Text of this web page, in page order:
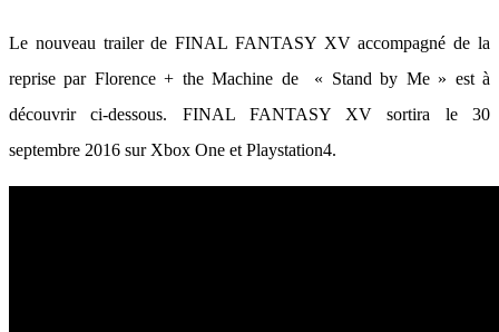
Le nouveau trailer de FINAL FANTASY XV accompagné de la
reprise par Florence + the Machine de « Stand by Me » est à
découvrir ci-dessous. FINAL FANTASY XV sortira le 30
septembre 2016 sur Xbox One et Playstation4.